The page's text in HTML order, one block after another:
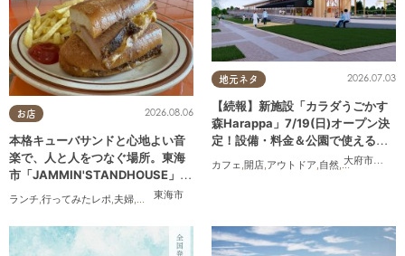
お店
東海市
2026.08.06
本格キューバサンドと心地よい音
楽で、人と人をつなぐ場所。東海
市「JAMMIN'STANDHOUSE」に
行ってみた
ランチ,行ってみたレポ,夫婦,おひとりさま
地元ネタ
大府市東浦
2026.07.03
【続報】新施設「カラダうごかす
森Harappa」7/19(日)オープン決
定！設備・料金＆公園で使えるレ
ンタルアイテムも登場
カフェ,開店,アウトドア,自然,まちネタ,